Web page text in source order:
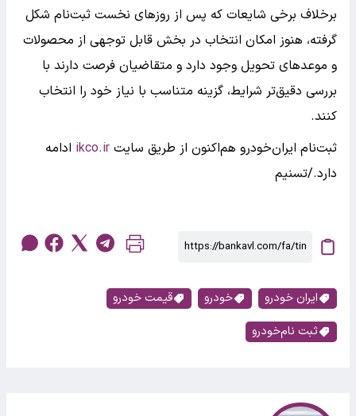
برخلاف برخی شایعات که پس از روزهای نخست ثبت‌نام شکل
گرفته، هنوز امکان انتخاب در بخش قابل توجهی از محصولات
و موعدهای تحویل وجود دارد و متقاضیان فرصت دارند با
بررسی دقیق‌تر شرایط، گزینه متناسب با نیاز خود را انتخاب
کنند.
ثبت‌نام ایران‌خودرو هم‌اکنون از طریق سایت ikco.ir ادامه
دارد./تسنیم
ایران خودرو خودرو
قیمت خودرو
ثبت نام‌خودرو